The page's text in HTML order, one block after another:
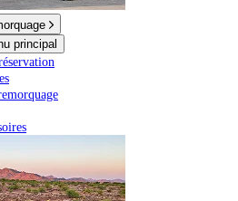
principal